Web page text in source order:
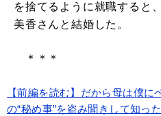
を捨てるように就職すると
美香さんと結婚した。
＊＊＊
【前編を読む】だから母は僕
の“秘め事”を盗み聞きして知っ